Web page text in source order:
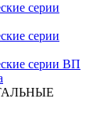
серии
серии
серии ВП